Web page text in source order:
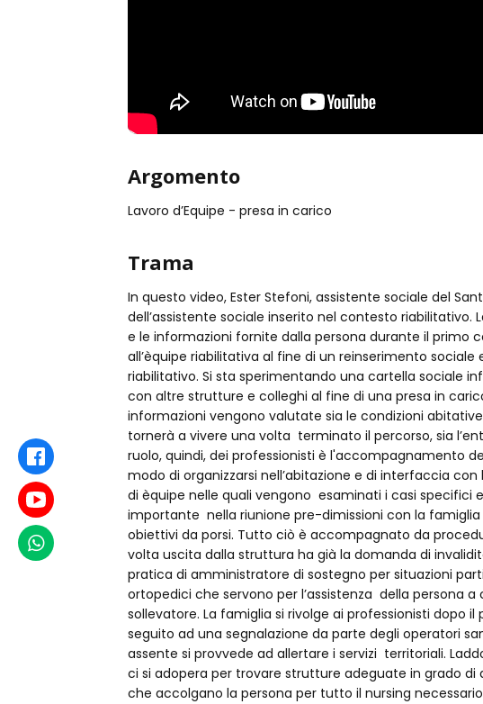
Argomento
Lavoro d’Equipe - presa in carico
Trama
In questo video, Ester Stefoni, assistente sociale del
dell’assistente sociale inserito nel contesto
e le informazioni fornite dalla persona durante il primo
all’èquipe riabilitativa al fine di un reinserimento
riabilitativo. Si sta sperimentando una cartella sociale
con altre strutture e colleghi al fine di una presa in
informazioni vengono valutate sia le condizioni
tornerà a vivere una volta terminato il percorso, sia
ruolo, quindi, dei professionisti è l'accompagnamento
modo di organizzarsi nell’abitazione e di interfaccia
di èquipe nelle quali vengono esaminati i casi specifici
importante nella riunione pre-dimissioni con la
obiettivi da porsi. Tutto ciò è accompagnato da
volta uscita dalla struttura ha già la domanda di
pratica di amministratore di sostegno per situazioni
ortopedici che servono per l’assistenza della persona
sollevatore. La famiglia si rivolge ai professionisti dopo
seguito ad una segnalazione da parte degli operatori
assente si provvede ad allertare i servizi territoriali.
ci si adopera per trovare strutture adeguate in grado
che accolgano la persona per tutto il nursing